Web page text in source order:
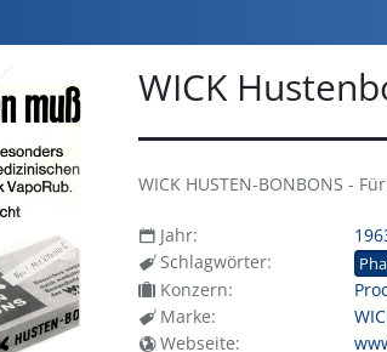
WICK
WICK HUSTEN-BONBONS -
Jahr:
Schlagwörter:
Konzern:
Marke:
Webseite: